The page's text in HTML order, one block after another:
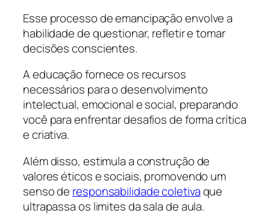
Esse processo de emancipação envolve a
habilidade de questionar, refletir e tomar
decisões conscientes.
A educação fornece os recursos
necessários para o desenvolvimento
intelectual, emocional e social, preparando
você para enfrentar desafios de forma crítica
e criativa.
Além disso, estimula a construção de
valores éticos e sociais, promovendo um
senso de responsabilidade coletivaque
ultrapassa os limites da sala de aula.